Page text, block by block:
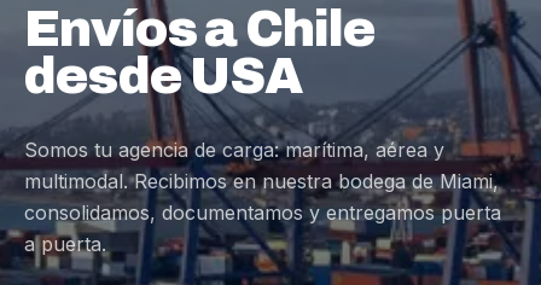
Envíos a Chile
desde USA
Somos tu agencia de carga: marítima, aérea y
multimodal. Recibimos en nuestra bodega de Miami,
consolidamos, documentamos y entregamos puerta
a puerta.